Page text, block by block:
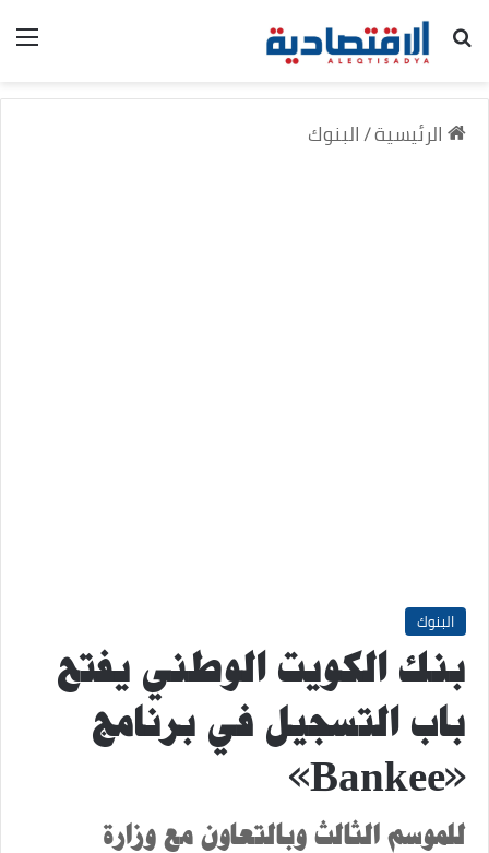
بحث عن
الرئيسية/البنوك
البنوك
بنك الكويت الوطني يفتح
باب التسجيل في برنامج
«Bankee»
للموسم الثالث وبالتعاون مع وزارة